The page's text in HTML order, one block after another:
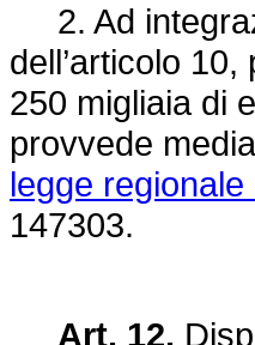
2. Ad
dell’articolo
250 migliaia di
provvede
legge
147303.
Art. 12.